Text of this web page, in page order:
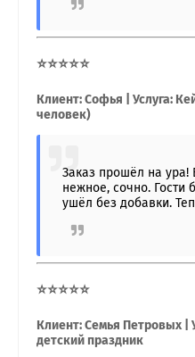
⭐⭐⭐⭐⭐
Клиент: Софья | Услуга:
человек)
Заказ прошёл на ура!
нежное, сочно. Гости
ушёл без добавки.
⭐⭐⭐⭐⭐
Клиент: Семья Петровых |
детский праздник